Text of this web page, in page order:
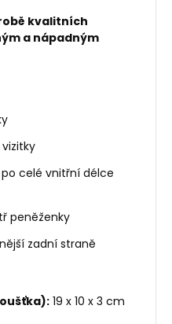
kvalitních
a nápadným
celé vnitřní délce
peněženky
zadní straně
19 x 10 x 3 cm